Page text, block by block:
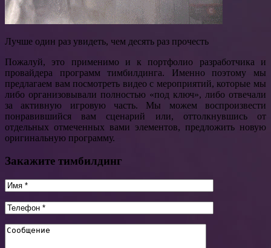
Лучше один раз увидеть, чем десять раз прочесть
Пожалуй, это применимо и к портфолио разработчика и
провайдера программ тимбилдинга. Именно поэтому мы
предлагаем вам посмотреть видео с мероприятий, которые мы
либо организовывали полностью «под ключ», либо отвечали
за активную игровую часть. Мы можем воспроизвести
понравившийся вам сценарий или, оттолкнувшись от
отдельных отмеченных вами элементов, предложить новую
оригинальную программу.
Закажите тимбилдинг